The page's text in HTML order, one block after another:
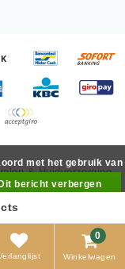
& Huidverzorging
InStijl Media
0
Winkelwagen
met het gebruik van
Dit bericht verbergen